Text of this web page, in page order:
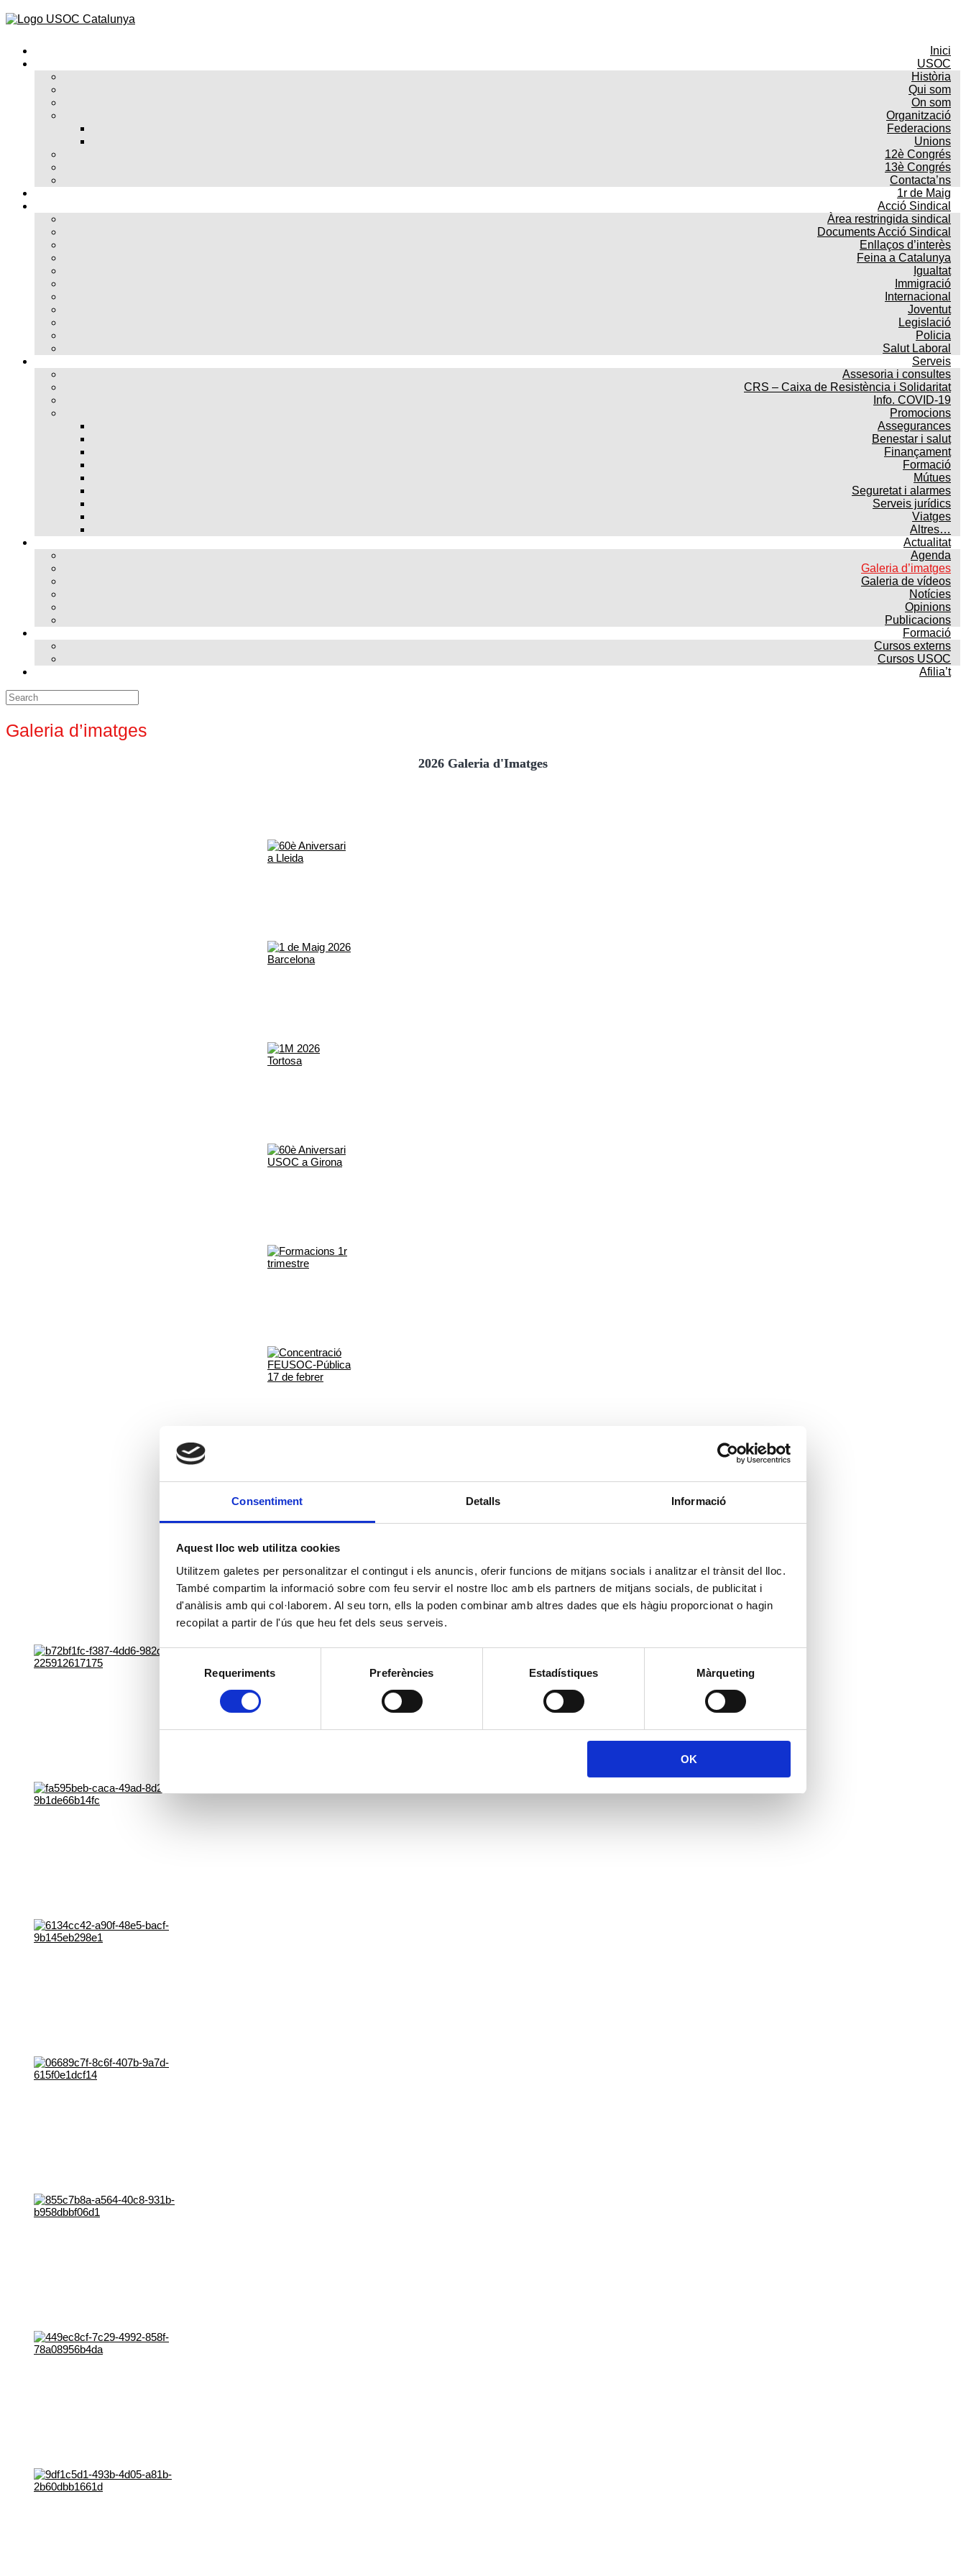
Consentiment Detalls Informació
Aquest lloc web utilitza cookies
Utilitzem galetes per personalitzar el contingut i els anuncis, oferir funcions de mitjans socials i analitzar el trànsit del lloc.
També compartim la informació sobre com feu servir el nostre lloc amb els partners de mitjans socials, de publicitat i
d'anàlisis amb qui col·laborem. Al seu torn, ells la poden combinar amb altres dades que els hàgiu proporcionat o hagin
recopilat a partir de l'ús que heu fet dels seus serveis.
Selecció
consentiment
Requeriments Preferències Estadístiques Màrqueting
OK
Inici
USOC
Història
Qui som
On som
Organització
Federacions
Unions
12è Congrés
13è Congrés
Contacta’ns
1r de Maig
Acció Sindical
Àrea restringida sindical
Documents Acció Sindical
Enllaços d’interès
Feina a Catalunya
Igualtat
Immigració
Internacional
Joventut
Legislació
Policia
Salut Laboral
Serveis
Assesoria i consultes
CRS – Caixa de Resistència i Solidaritat
Info. COVID-19
Promocions
Assegurances
Benestar i salut
Finançament
Formació
Mútues
Seguretat i alarmes
Serveis jurídics
Viatges
Altres…
Actualitat
Agenda
Galeria d’imatges
Galeria de vídeos
Notícies
Opinions
Publicacions
Formació
Cursos externs
Cursos USOC
Afilia’t
Search
for:
Galeria d’imatges
2026 Galeria d'Imatges